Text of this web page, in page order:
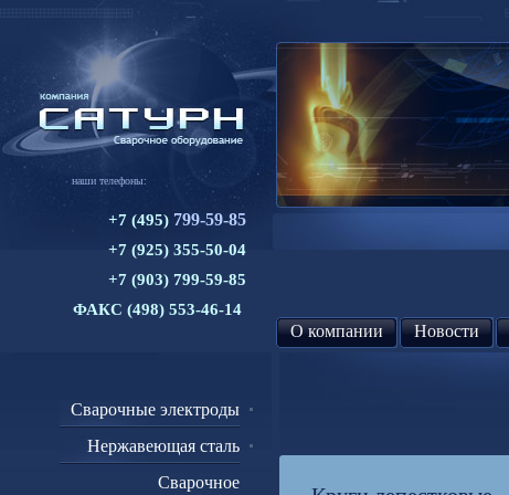
наши телефоны:
+7 (495) 799-59-85
+7 (925) 355-50-04
+7 (903) 799-59-85
ФАКС (498) 553-46-14
О компании Новости
Сварочные электроды
Нержавеющая сталь
Сварочное